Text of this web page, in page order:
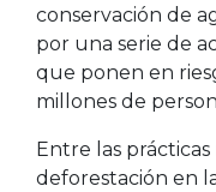
conservación de
por una serie de
que ponen en
millones de
Entre las prácticas
deforestación en